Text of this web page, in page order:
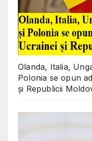
Olanda, Italia,
Polonia se opun
și Republicii